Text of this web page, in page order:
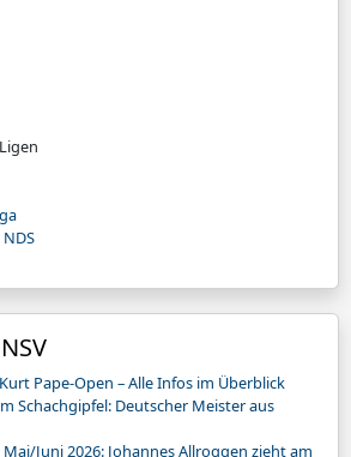
Pape-Open – Alle Infos im Überblick
Schachgipfel: Deutscher Meister aus
Juni 2026: Johannes Allroggen zieht am